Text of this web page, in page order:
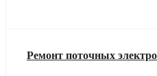
Ремонт поточных